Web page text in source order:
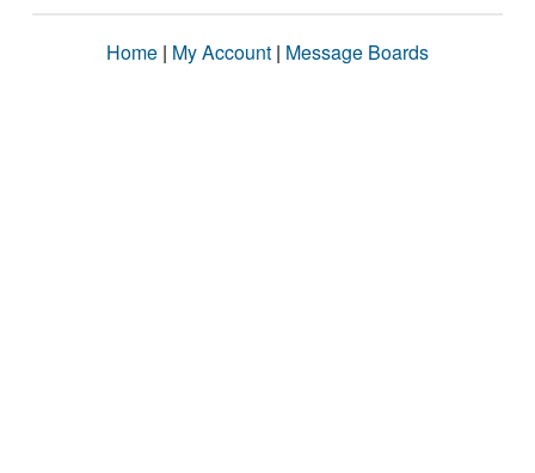
Home | My Account | Message Boards